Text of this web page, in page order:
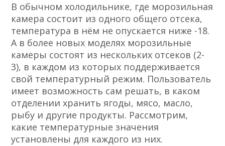
В обычном холодильнике, где морозильная
камера состоит из одного общего отсека,
температура в нём не опускается ниже -18.
А в более новых моделях морозильные
камеры состоят из нескольких отсеков (2-
3), в каждом из которых поддерживается
свой температурный режим. Пользователь
имеет возможность сам решать, в каком
отделении хранить ягоды, мясо, масло,
рыбу и другие продукты. Рассмотрим,
какие температурные значения
установлены для каждого из них.